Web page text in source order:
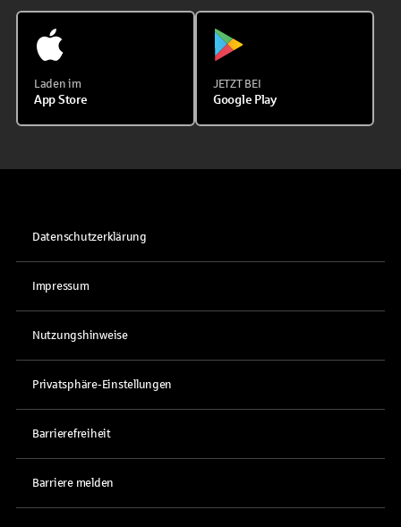
Laden im
App Store
JETZT BEI
Google Play
Datenschutzerklärung
Impressum
Nutzungshinweise
Privatsphäre-Einstellungen
Barrierefreiheit
Barriere melden